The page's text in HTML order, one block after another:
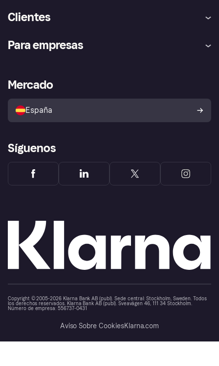
Clientes
Inicio de sesión
Directorio de tiendas
Política de protección al
comprador de Klarna
Reclamaciones
Para empresas
Acceso empresas
Mercado
España
Síguenos
Copyright © 2005-2026 Klarna Bank AB (publ). Sede central: Stockholm, Sweden. Todos
los derechos reservados. Klarna Bank AB (publ). Sveavägen 46, 111 34 Stockholm.
Número de empresa: 556737-0431
Aviso Sobre CookiesKlarna.com